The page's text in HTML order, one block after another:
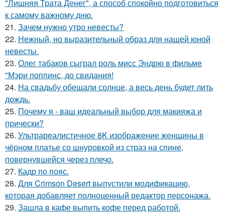
"Лишняя Трата Денег", а способ спокойно подготовиться
к самому важному дню.
21. Зачем нужно утро невесты?
22. Нежный, но выразительный образ для нашей юной
невесты.
23. Олег табаков сыграл роль мисс Эндрю в фильме
"Мэри поппинс, до свидания!
24. На свадьбу обещали солнце, а весь день будет лить
дождь.
25. Почему я - ваш идеальный выбор для макияжа и
прически?
26. Ультрареалистичное 8K изображение женщины в
чёрном платье со шнуровкой из страз на спине,
повернувшейся через плечо.
27. Кадр по пояс.
28. Для Crimson Desert выпустили модификацию,
которая добавляет полноценный редактор персонажа.
29. Зашла в кафе выпить кофе перед работой.